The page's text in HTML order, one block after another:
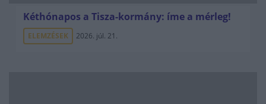
Kéthónapos a Tisza-kormány: íme a mérleg!
ELEMZÉSEK 2026. júl. 21.